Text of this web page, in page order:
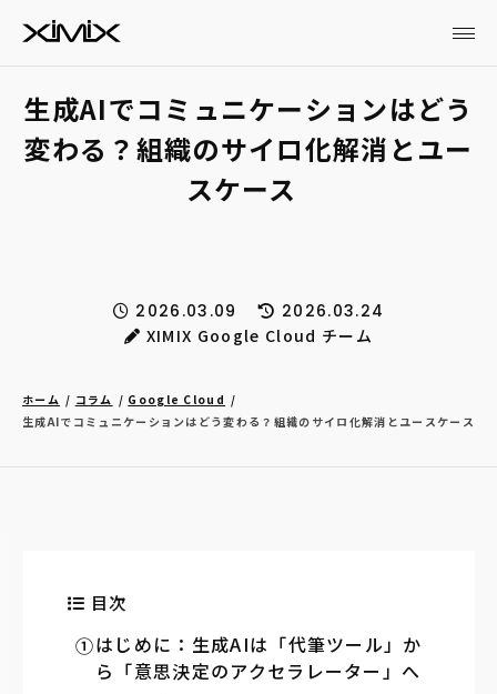
生成AIでコミュニケーションはどう
変わる？組織のサイロ化解消とユー
スケース
2026.03.09
2026.03.24
XIMIX Google Cloud チーム
ホーム コラム
Google Cloud
生成AIでコミュニケーションはどう変わる？組織のサイロ化解消とユースケース
目次
はじめに：生成AIは「代筆ツール」か
ら「意思決定のアクセラレーター」へ